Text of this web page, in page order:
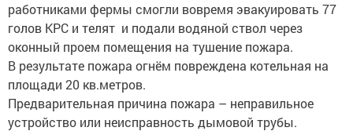
работниками фермы смогли вовремя эвакуировать 77
голов КРС и телят и подали водяной ствол через
оконный проем помещения на тушение пожара.
В результате пожара огнём повреждена котельная на
площади 20 кв.метров.
Предварительная причина пожара – неправильное
устройство или неисправность дымовой трубы.